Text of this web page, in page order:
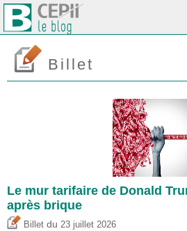
Billet
Le mur tarifaire de Donald
après brique
Billet du 23 juillet 2026